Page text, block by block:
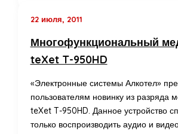
22 июля, 2011
Многофункциональный
teXet T-950HD
«Электронные системы Алкотел»
пользователям новинку из разряда
teXet T-950HD. Данное устройство
только воспроизводить аудио и